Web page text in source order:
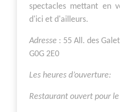
spectacles mettant en
d'ici et d'ailleurs.
Adresse : 55 All. des
G0G 2E0
Les heures d’ouverture:
Restaurant ouvert pour